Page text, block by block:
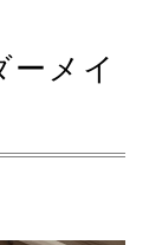
ーメイ